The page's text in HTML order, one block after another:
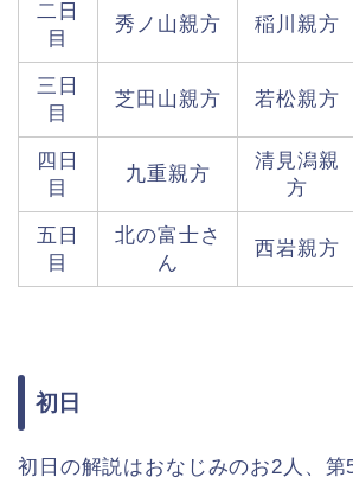
二日
目
秀ノ山親方 稲川親方
三日
目
芝田山親方 若松親方
四日
目
九重親方
清見潟親
方
五日
目
北の富士さ
ん
西岩親方
初日
初日の解説はおなじみのお2人、第